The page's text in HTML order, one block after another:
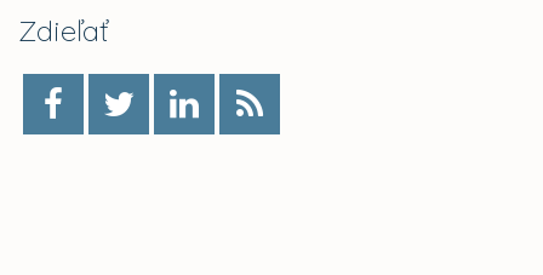
Zdieľať